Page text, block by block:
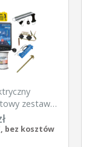
zestaw
zwierzęta
bez kosztów